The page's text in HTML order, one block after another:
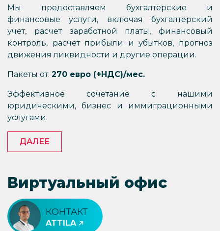
Мы предоставляем бухгалтерские и
финансовые услуги, включая бухгалтерский
учет, расчет заработной платы, финансовый
контроль, расчет прибыли и убытков, прогноз
движения ликвидности и другие операции.
Пакеты от: 270 евро (+НДС)/мес.
Эффективное сочетание с нашими
юридическими, бизнес и иммиграционными
услугами.
ДАЛЕЕ
Виртуальный офис
КОНТАКТ
ATTILA